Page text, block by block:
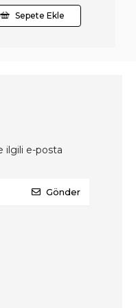
Sepete Ekle
ilgili e-posta
Gönder